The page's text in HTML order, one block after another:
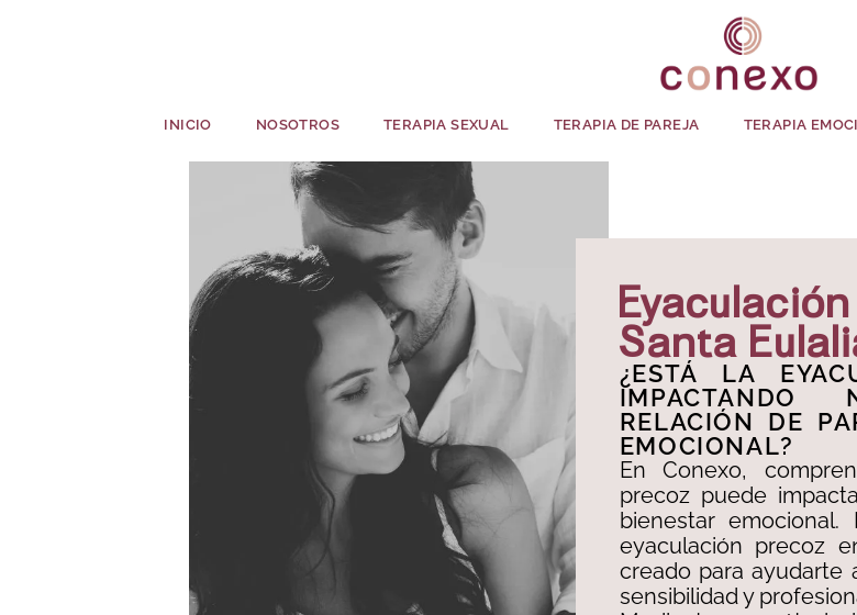
INICIO NOSOTROS TERAPIA SEXUAL TERAPIA DE PAREJA TERAPIA
Santa
¿ESTÁ LA
IMPACTANDO
RELACIÓN DE
EMOCIONAL?​
En Conexo,
precoz puede
bienestar
eyaculación precoz
creado para ayudarte
sensibilidad y